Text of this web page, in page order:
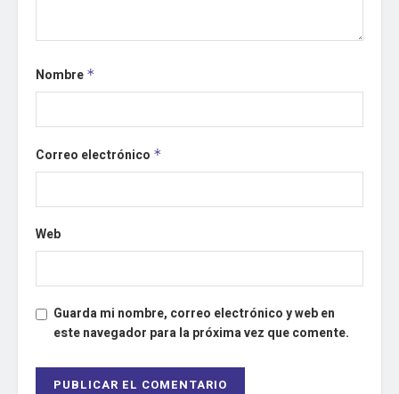
Nombre *
Correo electrónico *
Web
Guarda mi nombre, correo electrónico y web en
este navegador para la próxima vez que comente.